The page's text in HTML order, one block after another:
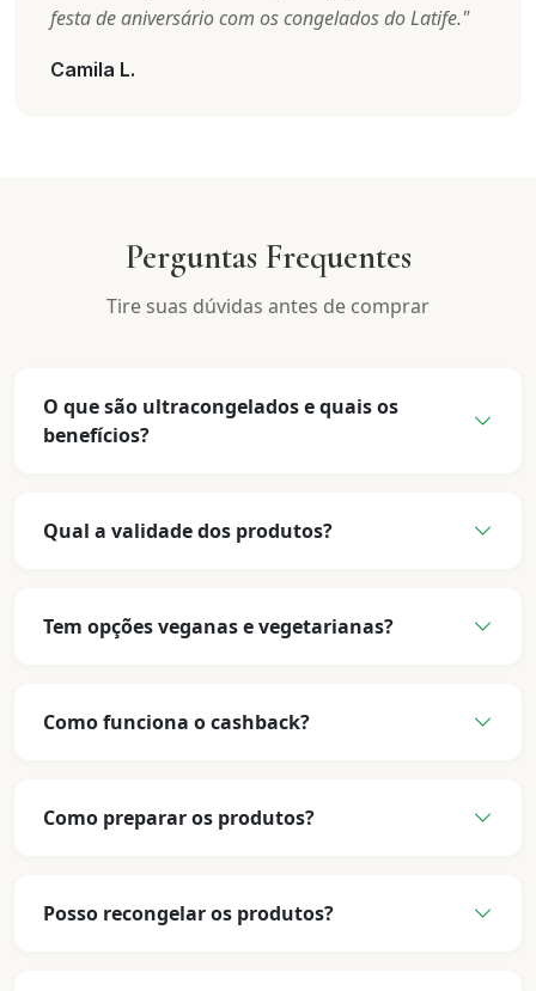
festa de aniversário com os congelados do Latife."
Camila L.
Perguntas Frequentes
Tire suas dúvidas antes de comprar
O que são ultracongelados e quais os
benefícios?
Qual a validade dos produtos?
Tem opções veganas e vegetarianas?
Como funciona o cashback?
Como preparar os produtos?
Posso recongelar os produtos?